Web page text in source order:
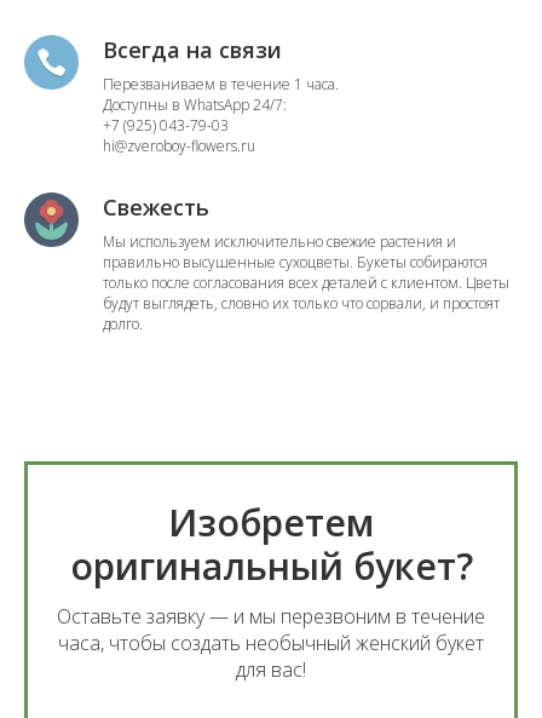
Всегда на связи
Перезваниваем в течение 1 часа.
Доступны в WhatsApp 24/7:
+7 (925) 043-79-03
hi@zveroboy-flowers.ru
Свежесть
Мы используем исключительно свежие растения и
правильно высушенные сухоцветы. Букеты собираются
только после согласования всех деталей с клиентом. Цветы
будут выглядеть, словно их только что сорвали, и простоят
долго.
Изобретем
оригинальный букет?
Оставьте заявку — и мы перезвоним в течение
часа, чтобы создать необычный женский букет
для вас!